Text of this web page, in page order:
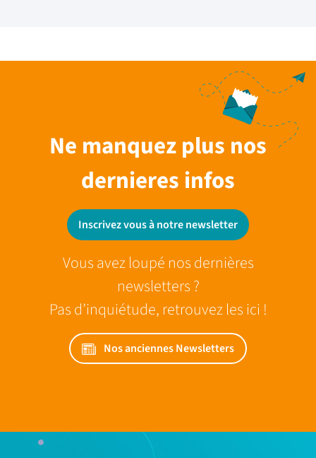
Ne manquez plus nos
dernieres infos
Inscrivez vous à notre newsletter
Vous avez loupé nos dernières
newsletters ?
Pas d’inquiétude, retrouvez les ici !
Nos anciennes Newsletters